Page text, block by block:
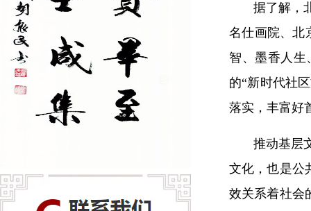
据了解，
名仕画院、北
智、墨香人生
的“新时代社
落实，丰富好
推动基层
文化，也是公
效关系着社会